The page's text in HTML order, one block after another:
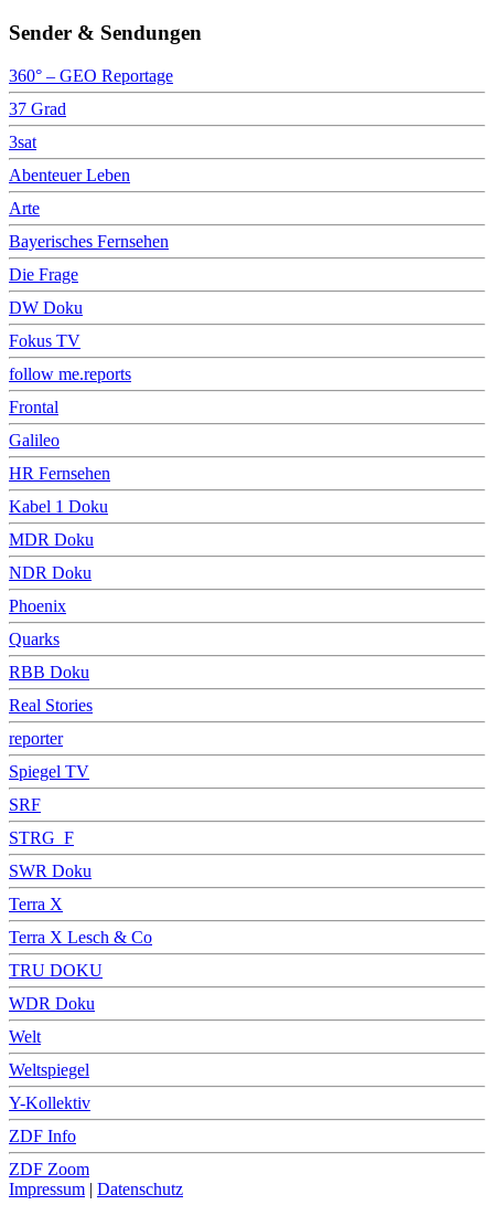
Sender & Sendungen
360° – GEO Reportage
37 Grad
3sat
Abenteuer Leben
Arte
Bayerisches Fernsehen
Die Frage
DW Doku
Fokus TV
follow me.reports
Frontal
Galileo
HR Fernsehen
Kabel 1 Doku
MDR Doku
NDR Doku
Phoenix
Quarks
RBB Doku
Real Stories
reporter
Spiegel TV
SRF
STRG_F
SWR Doku
Terra X
Terra X Lesch & Co
TRU DOKU
WDR Doku
Welt
Weltspiegel
Y-Kollektiv
ZDF Info
ZDF Zoom
Impressum | Datenschutz